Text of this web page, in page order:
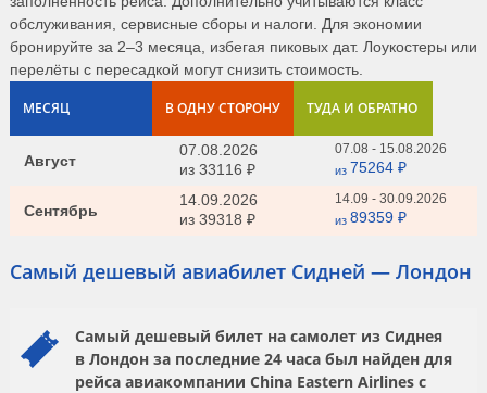
обслуживания, сервисные сборы и налоги. Для экономии
бронируйте за 2–3 месяца, избегая пиковых дат. Лоукостеры или
перелёты с пересадкой могут снизить стоимость.
МЕСЯЦ В ОДНУ СТОРОНУ ТУДА И ОБРАТНО
Август
07.08.2026
из 33116 ₽
07.08 - 15.08.2026
из 75264 ₽
Сентябрь
14.09.2026
из 39318 ₽
14.09 - 30.09.2026
из 89359 ₽
Самый дешевый авиабилет Сидней — Лондон
Самый дешевый билет на самолет из Сиднея
в Лондон за последние 24 часа был найден для
рейса авиакомпании China Eastern Airlines с